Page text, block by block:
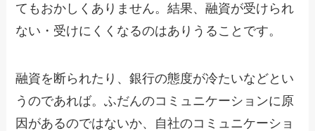
てもおかしくありません。結果、融資が受けられ
ない・受けにくくなるのはありうることです。
融資を断られたり、銀行の態度が冷たいなどとい
うのであれば。ふだんのコミュニケーションに原
因があるのではないか、自社のコミュニケーショ